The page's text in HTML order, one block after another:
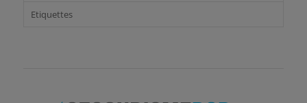
Etiquettes